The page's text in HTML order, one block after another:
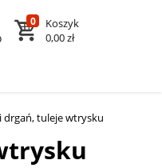
0
Koszyk
0,00 zł
tuleje wtrysku do